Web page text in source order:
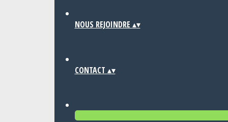
NOUS REJOINDRE ▴▾
CONTACT ▴▾